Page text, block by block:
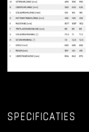
SPECIFICATIES